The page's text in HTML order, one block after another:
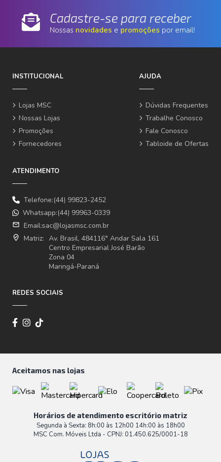
Cadastre-se para receber
Nossas novidades e promoções por email!
INSTITUCIONAL
Lojas MSC
Nossas Lojas
Promoções
Fornecedores
AJUDA
Dúvidas Frequentes
Trabalhe Conosco
Fale Conosco
Tabloide de Ofertas
ATENDIMENTO
Telefone:(44) 99823-2452
Whatsapp:(44) 99963-0339
email Email:sac@lojasmsc.com.br
where_to_vote Matriz: Av. Brasil, 484116° Andar Sala 161
Centro Empresarial José Barão
Zona 04
Maringá-Paraná
REDES SOCIAIS
Aceitamos nas lojas
Horários de atendimento escritório matriz
Segunda à Sexta: 8h:00 às 12h00 14h:00 às 18h00
MSC Com. Móveis Ltda - CPNJ: 01.450.625/0001-18